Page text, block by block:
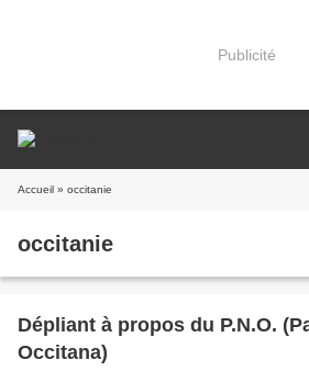
Publicité
Accueil » occitanie
occitanie
Dépliant à propos du P.N.O.
Occitana)